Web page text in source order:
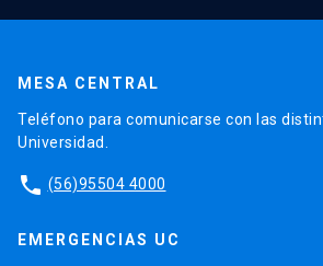
MESA CENTRAL
Teléfono para comunicarse con las
Universidad.
phone (56)95504 4000
EMERGENCIAS UC